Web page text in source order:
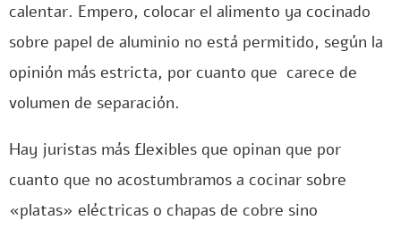
calentar. Empero, colocar el alimento ya cocinado
sobre papel de aluminio no está permitido, según la
opinión más estricta, por cuanto que carece de
volumen de separación.
Hay juristas más flexibles que opinan que por
cuanto que no acostumbramos a cocinar sobre
«platas» eléctricas o chapas de cobre sino